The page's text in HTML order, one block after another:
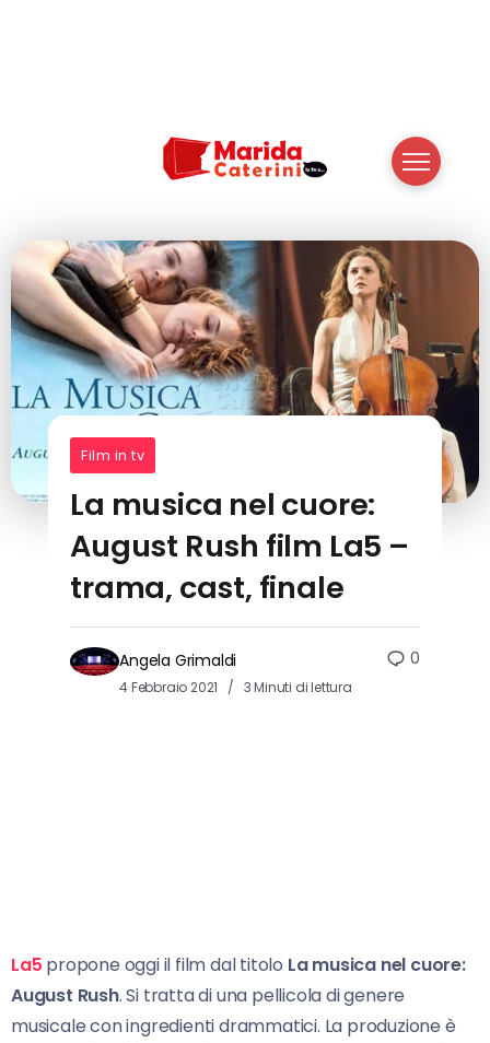
Film in tv
La musica nel cuore:
August Rush film La5 –
trama, cast, finale
Angela Grimaldi
4 Febbraio 2021 3 Minuti di lettura
0
La5 propone oggi il film dal titolo La musica nel cuore:
August Rush. Si tratta di una pellicola di genere
musicale con ingredienti drammatici. La produzione è